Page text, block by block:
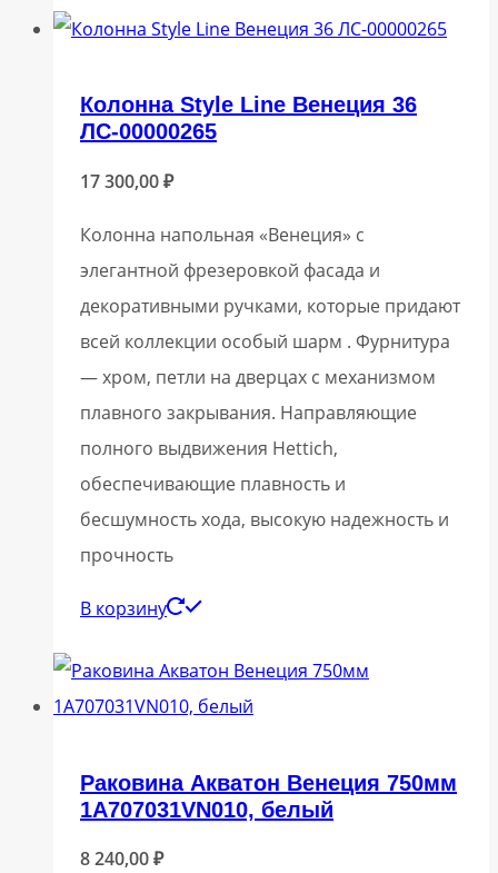
Колонна Style Line Венеция 36
ЛС-00000265
17 300,00₽
Колонна напольная «Венеция» с
элегантной фрезеровкой фасада и
декоративными ручками, которые придают
всей коллекции особый шарм . Фурнитура
— хром, петли на дверцах с механизмом
плавного закрывания. Направляющие
полного выдвижения Hettich,
обеспечивающие плавность и
бесшумность хода, высокую надежность и
прочность
В корзину
Раковина Акватон Венеция 750мм
1A707031VN010, белый
8 240,00₽